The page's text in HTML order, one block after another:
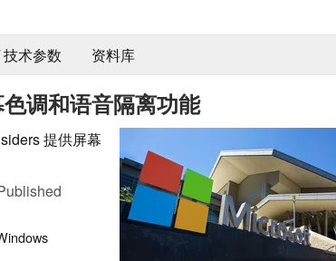
术参数 资料库
调和语音隔离功能
提供屏幕